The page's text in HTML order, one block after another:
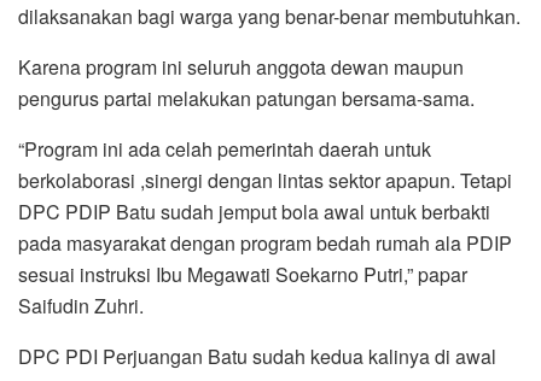
dilaksanakan bagi warga yang benar-benar membutuhkan.
Karena program ini seluruh anggota dewan maupun
pengurus partai melakukan patungan bersama-sama.
“Program ini ada celah pemerintah daerah untuk
berkolaborasi ,sinergi dengan lintas sektor apapun. Tetapi
DPC PDIP Batu sudah jemput bola awal untuk berbakti
pada masyarakat dengan program bedah rumah ala PDIP
sesuai instruksi Ibu Megawati Soekarno Putri,” papar
Saifudin Zuhri.
DPC PDI Perjuangan Batu sudah kedua kalinya di awal